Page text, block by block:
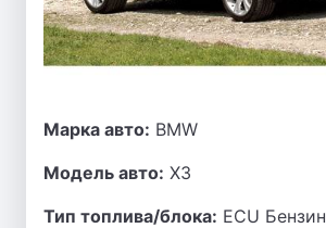
Марка авто: BMW
Модель авто: X3
Тип топлива/блока: ECU Бензин